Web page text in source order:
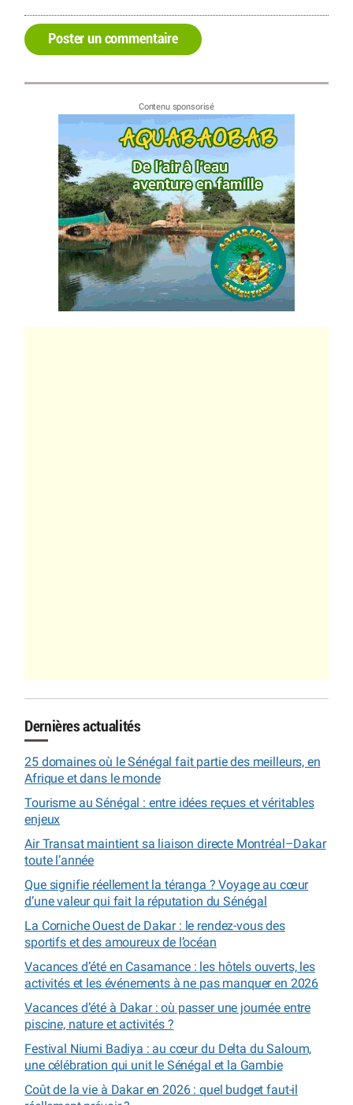
Poster un commentaire
Dernières actualités
25 domaines où le Sénégal fait partie des meilleurs, en
Afrique et dans le monde
Tourisme au Sénégal : entre idées reçues et véritables
enjeux
Air Transat maintient sa liaison directe Montréal–Dakar
toute l’année
Que signifie réellement la téranga ? Voyage au cœur
d’une valeur qui fait la réputation du Sénégal
La Corniche Ouest de Dakar : le rendez-vous des
sportifs et des amoureux de l’océan
Vacances d’été en Casamance : les hôtels ouverts, les
activités et les événements à ne pas manquer en 2026
Vacances d’été à Dakar : où passer une journée entre
piscine, nature et activités ?
Festival Niumi Badiya : au cœur du Delta du Saloum,
une célébration qui unit le Sénégal et la Gambie
Coût de la vie à Dakar en 2026 : quel budget faut-il